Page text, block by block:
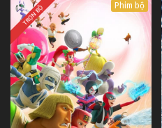
TRỌN BỘ Phim bộ